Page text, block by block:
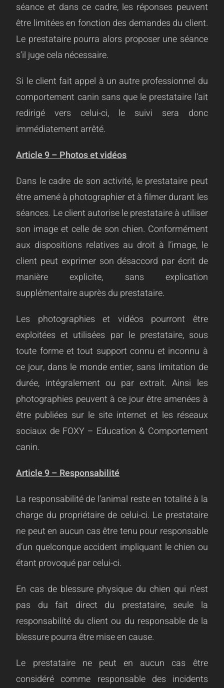
séance et dans ce cadre, les réponses peuvent
être limitées en fonction des demandes du client.
Le prestataire pourra alors proposer une séance
s’il juge cela nécessaire.
Si le client fait appel à un autre professionnel du
comportement canin sans que le prestataire l’ait
redirigé vers celui-ci, le suivi sera donc
immédiatement arrêté.
Article 9 – Photos et vidéos
Dans le cadre de son activité, le prestataire peut
être amené à photographier et à filmer durant les
séances. Le client autorise le prestataire à utiliser
son image et celle de son chien. Conformément
aux dispositions relatives au droit à l’image, le
client peut exprimer son désaccord par écrit de
manière explicite, sans explication
supplémentaire auprès du prestataire.
Les photographies et vidéos pourront être
exploitées et utilisées par le prestataire, sous
toute forme et tout support connu et inconnu à
ce jour, dans le monde entier, sans limitation de
durée, intégralement ou par extrait. Ainsi les
photographies peuvent à ce jour être amenées à
être publiées sur le site internet et les réseaux
sociaux de FOXY – Education & Comportement
canin.
Article 9 – Responsabilité
La responsabilité de l’animal reste en totalité à la
charge du propriétaire de celui-ci. Le prestataire
ne peut en aucun cas être tenu pour responsable
d’un quelconque accident impliquant le chien ou
étant provoqué par celui-ci.
En cas de blessure physique du chien qui n’est
pas du fait direct du prestataire, seule la
responsabilité du client ou du responsable de la
blessure pourra être mise en cause.
Le prestataire ne peut en aucun cas être
considéré comme responsable des incidents